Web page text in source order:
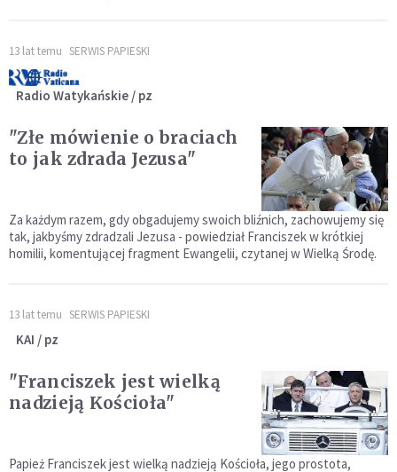
13 lat temu SERWIS PAPIESKI
Radio Watykańskie / pz
"Złe mówienie o braciach
to jak zdrada Jezusa"
Za każdym razem, gdy obgadujemy swoich bliźnich, zachowujemy się
tak, jakbyśmy zdradzali Jezusa - powiedział Franciszek w krótkiej
homilii, komentującej fragment Ewangelii, czytanej w Wielką Środę.
13 lat temu SERWIS PAPIESKI
KAI / pz
"Franciszek jest wielką
nadzieją Kościoła"
Papież Franciszek jest wielką nadzieją Kościoła, jego prostota,